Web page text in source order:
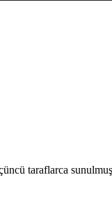
taraflarca